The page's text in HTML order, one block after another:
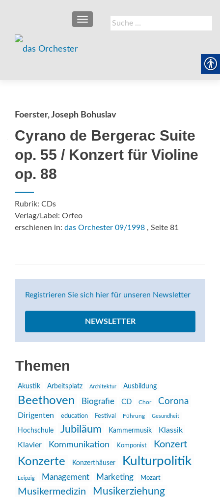
Suche
nach:
SCHALTE NAVIGATION
Foerster, Joseph Bohuslav
Cyrano de Bergerac Suite
op. 55 / Konzert für Violine
op. 88
Rubrik: CDs
Verlag/Label: Orfeo
erschienen in: das Orchester 09/1998 , Seite 81
Registrieren Sie sich hier für unseren Newsletter
NEWSLETTER
Themen
Akustik Arbeitsplatz Architektur Ausbildung
Beethoven Biografie CD Chor Corona
Dirigenten education Festival Führung Gesundheit
Hochschule Jubiläum Kammermusik
Klassik
Klavier
Kommunikation Komponist Konzert
Konzerte Konzerthäuser Kulturpolitik
Leipzig Management Marketing Mozart
Musikermedizin Musikerziehung